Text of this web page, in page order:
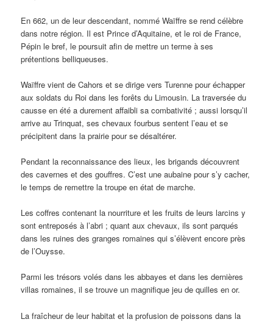
En 662, un de leur descendant, nommé Waïffre se rend célèbre
dans notre région. Il est Prince d’Aquitaine, et le roi de France,
Pépin le bref, le poursuit afin de mettre un terme à ses
prétentions belliqueuses.
Waïffre vient de Cahors et se dirige vers Turenne pour échapper
aux soldats du Roi dans les forêts du Limousin. La traversée du
causse en été a durement affaibli sa combativité ; aussi lorsqu’il
arrive au Trinquat, ses chevaux fourbus sentent l’eau et se
précipitent dans la prairie pour se désaltérer.
Pendant la reconnaissance des lieux, les brigands découvrent
des cavernes et des gouffres. C’est une aubaine pour s’y cacher,
le temps de remettre la troupe en état de marche.
Les coffres contenant la nourriture et les fruits de leurs larcins y
sont entreposés à l’abri ; quant aux chevaux, ils sont parqués
dans les ruines des granges romaines qui s’élèvent encore près
de l’Ouysse.
Parmi les trésors volés dans les abbayes et dans les dernières
villas romaines, il se trouve un magnifique jeu de quilles en or.
La fraîcheur de leur habitat et la profusion de poissons dans la